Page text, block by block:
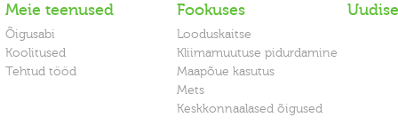
Meie teenused
Õigusabi
Koolitused
Tehtud tööd
Fookuses
Looduskaitse
Kliimamuutuse pidurdamine
Maapõue kasutus
Mets
Keskkonnaalased õigused